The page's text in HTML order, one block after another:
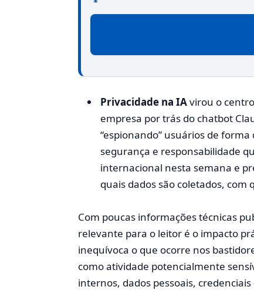
Privacidade na IAvirou o
empresa por trás do chatbot
“espionando” usuários de
segurança e responsabilidade
internacional nesta semana e
quais dados são coletados,
Com poucas informações técnicas
relevante para o leitor é o impacto
inequívoca o que ocorre nos
como atividade potencialmente
internos, dados pessoais,